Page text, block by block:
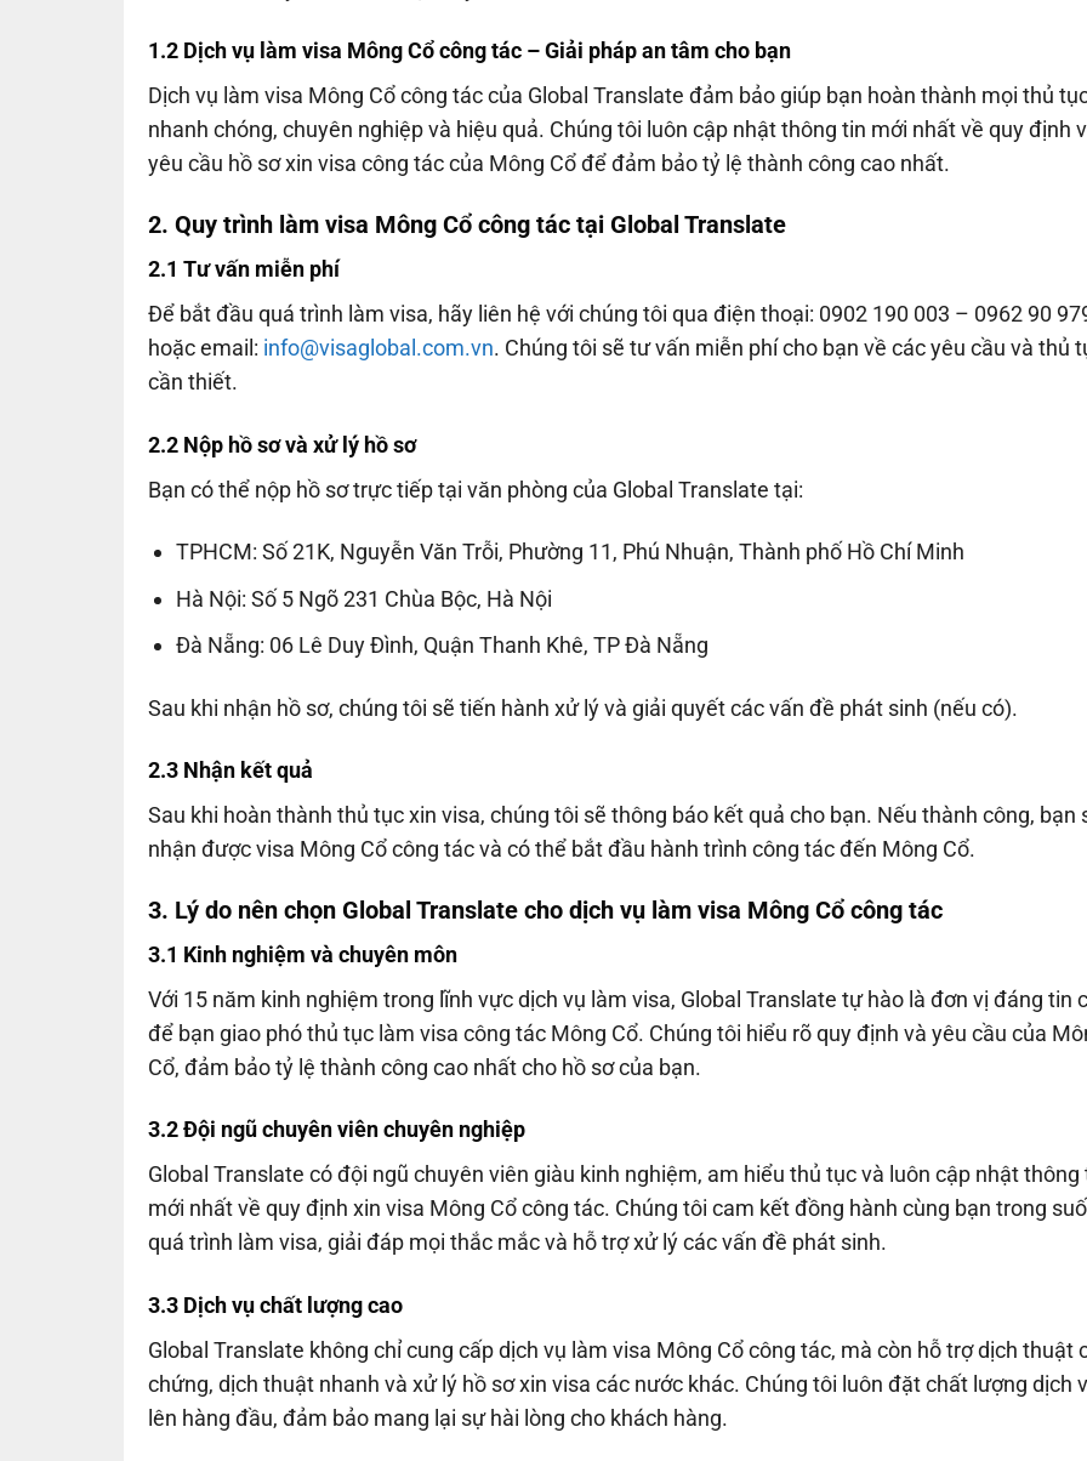
1.2 Dịch vụ làm visa Mông Cổ công tác – Giải pháp an tâm cho bạn
Dịch vụ làm visa Mông Cổ công tác của Global Translate đảm bảo giúp bạn hoàn thành mọi thủ
nhanh chóng, chuyên nghiệp và hiệu quả. Chúng tôi luôn cập nhật thông tin mới nhất về quy định
yêu cầu hồ sơ xin visa công tác của Mông Cổ để đảm bảo tỷ lệ thành công cao nhất.
2. Quy trình làm visa Mông Cổ công tác tại Global Translate
2.1 Tư vấn miễn phí
Để bắt đầu quá trình làm visa, hãy liên hệ với chúng tôi qua điện thoại: 0902 190 003 – 0962 90
hoặc email: info@visaglobal.com.vn. Chúng tôi sẽ tư vấn miễn phí cho bạn về các yêu cầu và thủ
cần thiết.
2.2 Nộp hồ sơ và xử lý hồ sơ
Bạn có thể nộp hồ sơ trực tiếp tại văn phòng của Global Translate tại:
TPHCM: Số 21K, Nguyễn Văn Trỗi, Phường 11, Phú Nhuận, Thành phố Hồ Chí Minh
Hà Nội: Số 5 Ngõ 231 Chùa Bộc, Hà Nội
Đà Nẵng: 06 Lê Duy Đình, Quận Thanh Khê, TP Đà Nẵng
Sau khi nhận hồ sơ, chúng tôi sẽ tiến hành xử lý và giải quyết các vấn đề phát sinh (nếu có).
2.3 Nhận kết quả
Sau khi hoàn thành thủ tục xin visa, chúng tôi sẽ thông báo kết quả cho bạn. Nếu thành công, bạn
nhận được visa Mông Cổ công tác và có thể bắt đầu hành trình công tác đến Mông Cổ.
3. Lý do nên chọn Global Translate cho dịch vụ làm visa Mông Cổ công tác
3.1 Kinh nghiệm và chuyên môn
Với 15 năm kinh nghiệm trong lĩnh vực dịch vụ làm visa, Global Translate tự hào là đơn vị đáng tin
để bạn giao phó thủ tục làm visa công tác Mông Cổ. Chúng tôi hiểu rõ quy định và yêu cầu của
Cổ, đảm bảo tỷ lệ thành công cao nhất cho hồ sơ của bạn.
3.2 Đội ngũ chuyên viên chuyên nghiệp
Global Translate có đội ngũ chuyên viên giàu kinh nghiệm, am hiểu thủ tục và luôn cập nhật thông
mới nhất về quy định xin visa Mông Cổ công tác. Chúng tôi cam kết đồng hành cùng bạn trong
quá trình làm visa, giải đáp mọi thắc mắc và hỗ trợ xử lý các vấn đề phát sinh.
3.3 Dịch vụ chất lượng cao
Global Translate không chỉ cung cấp dịch vụ làm visa Mông Cổ công tác, mà còn hỗ trợ dịch thuật
chứng, dịch thuật nhanh và xử lý hồ sơ xin visa các nước khác. Chúng tôi luôn đặt chất lượng dịch
lên hàng đầu, đảm bảo mang lại sự hài lòng cho khách hàng.